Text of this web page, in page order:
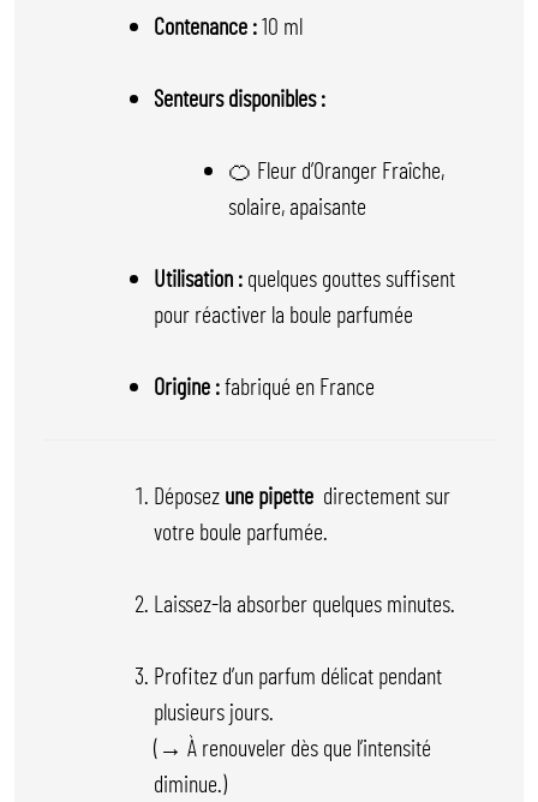
Contenance :10 ml
Senteurs disponibles :
🍊 Fleur d’Oranger Fraîche,
solaire, apaisante
Utilisation : quelques gouttes suffisent
pour réactiver la boule parfumée
Origine :fabriqué en France
Déposez une pipette directement sur
votre boule parfumée.
Laissez-la absorber quelques minutes.
Profitez d’un parfum délicat pendant
plusieurs jours.
(→ À renouveler dès que l’intensité
diminue.)